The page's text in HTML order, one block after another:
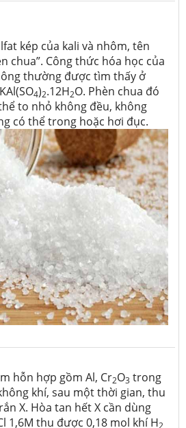
kép của kali và nhôm, tên
chua”. Công thức hóa học của
thường được tìm thấy ở
4)2.12H2O. Phèn chua đó
to nhỏ không đều, không
có thể trong hoặc hơi đục.
hỗn hợp gồm Al, Cr2O3 trong
khí, sau một thời gian, thu
X. Hòa tan hết X cần dùng
1,6M thu được 0,18 mol khí H2